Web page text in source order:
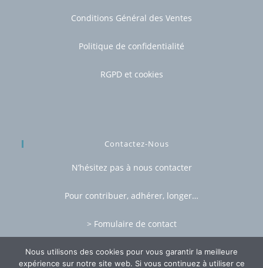
Conditions Général des Ventes
Politique de confidentialité
RGPD et cookies
Contactez-Nous
N’hésitez pas à nous contacter
Pour contribuer, adhérer, longer…
> Fomulaire de contact
Nous utilisons des cookies pour vous garantir la meilleure
expérience sur notre site web. Si vous continuez à utiliser ce